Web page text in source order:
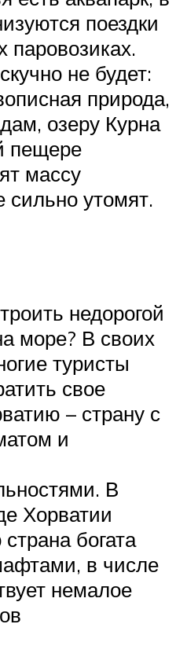
поездки
паровозиках.
не будет:
природа,
озеру Курна
пещере
массу
сильно утомят.
недорогой
море? В своих
туристы
свое
– страну с
и
В
Хорватии
богата
в числе
немалое